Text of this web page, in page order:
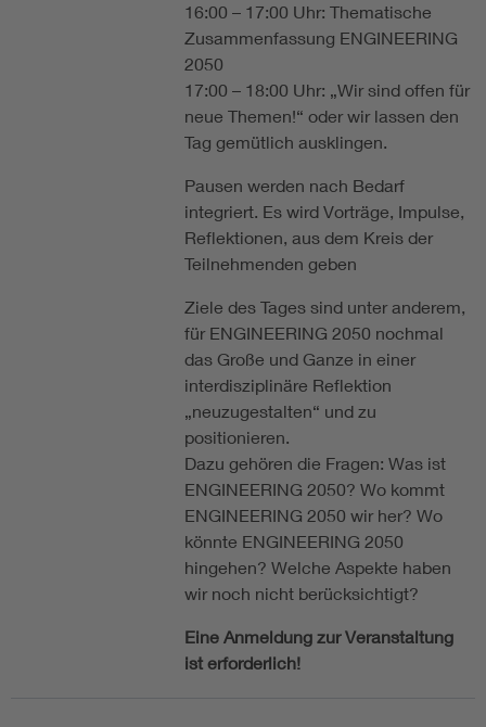
16:00 – 17:00 Uhr: Thematische
Zusammenfassung ENGINEERING
2050
17:00 – 18:00 Uhr: „Wir sind offen für
neue Themen!“ oder wir lassen den
Tag gemütlich ausklingen.
Pausen werden nach Bedarf
integriert. Es wird Vorträge, Impulse,
Reflektionen, aus dem Kreis der
Teilnehmenden geben
Ziele des Tages sind unter anderem,
für ENGINEERING 2050 nochmal
das Große und Ganze in einer
interdisziplinäre Reflektion
„neuzugestalten“ und zu
positionieren.
Dazu gehören die Fragen: Was ist
ENGINEERING 2050? Wo kommt
ENGINEERING 2050 wir her? Wo
könnte ENGINEERING 2050
hingehen? Welche Aspekte haben
wir noch nicht berücksichtigt?
Eine Anmeldung zur Veranstaltung
ist erforderlich!